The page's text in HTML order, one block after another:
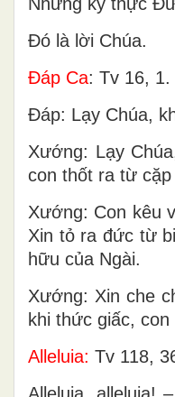
Ðó là lời Chúa.
Ðáp Ca: Tv 16,
Ðáp: Lạy Chúa,
Xướng: Lạy
con thốt ra từ
Xướng: Con kêu
Xin tỏ ra đức từ
hữu của Ngài.
Xướng: Xin che
khi thức giấc,
Alleluia: Tv 118,